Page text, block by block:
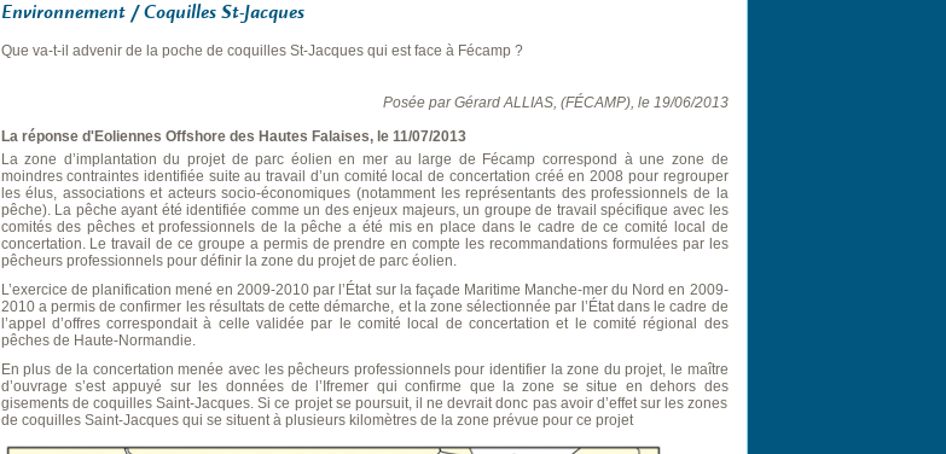
Environnement / Coquilles St-Jacques
Que va-t-il advenir de la poche de coquilles St-Jacques qui est face à Fécamp ?
Posée par Gérard ALLIAS, (FÉCAMP), le 19/06/2013
La réponse d'Eoliennes Offshore des Hautes Falaises, le 11/07/2013
La zone d’implantation du projet de parc éolien en mer au large de Fécamp correspond à une zone de
moindres contraintes identifiée suite au travail d’un comité local de concertation créé en 2008 pour regrouper
les élus, associations et acteurs socio-économiques (notamment les représentants des professionnels de la
pêche). La pêche ayant été identifiée comme un des enjeux majeurs, un groupe de travail spécifique avec les
comités des pêches et professionnels de la pêche a été mis en place dans le cadre de ce comité local de
concertation. Le travail de ce groupe a permis de prendre en compte les recommandations formulées par les
pêcheurs professionnels pour définir la zone du projet de parc éolien.
L’exercice de planification mené en 2009-2010 par l’État sur la façade Maritime Manche-mer du Nord en 2009-
2010 a permis de confirmer les résultats de cette démarche, et la zone sélectionnée par l’État dans le cadre de
l’appel d’offres correspondait à celle validée par le comité local de concertation et le comité régional des
pêches de Haute-Normandie.
En plus de la concertation menée avec les pêcheurs professionnels pour identifier la zone du projet, le maître
d’ouvrage s’est appuyé sur les données de l’Ifremer qui confirme que la zone se situe en dehors des
gisements de coquilles Saint-Jacques. Si ce projet se poursuit, il ne devrait donc pas avoir d’effet sur les zones
de coquilles Saint-Jacques qui se situent à plusieurs kilomètres de la zone prévue pour ce projet